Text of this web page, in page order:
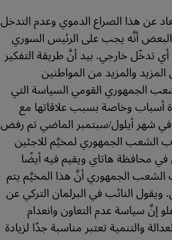
عن هذا الصراع الدموي وعدم التدخل
أنَّه يجب على الرئيس السوري
تدخّل خارجي. بيد أنَّ طريقة التفكير
والمزيد من المواطنين
الجمهوري القومي السياسة التي
أسباب وخاصة بسبب علاقاتها مع
شهر أيلول/سبتمبر الماضي تم رفض
الشعب الجمهوري لمخيَّم للاجئين
في محافظة هاتاي ويقيم فيه أيضًا
الجمهوري أنَّ هذا المخيَّم يتم
النائب في البرلمان التركي عن
سياسة عدم التعاون وانعدام
والتنمية تعتبر مناسبة جدًا لزيادة